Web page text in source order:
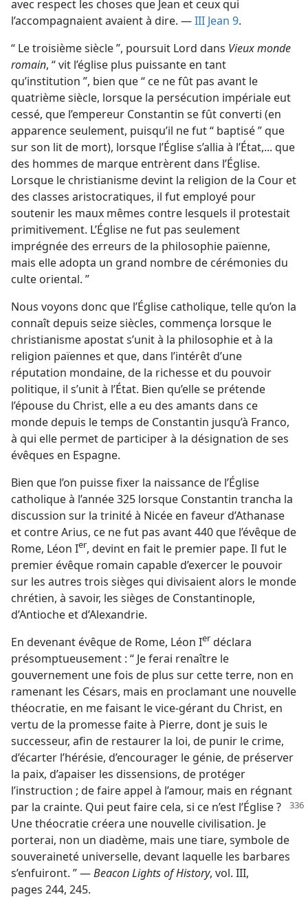
avec respect les choses que Jean et ceux qui
l’accompagnaient avaient à dire. —III Jean 9.
“ Le troisième siècle ”, poursuit Lord dans Vieux monde
romain, “ vit l’église plus puissante en tant
qu’institution ”, bien que “ ce ne fût pas avant le
quatrième siècle, lorsque la persécution impériale eut
cessé, que l’empereur Constantin se fût converti (en
apparence seulement, puisqu’il ne fut “ baptisé ” que
sur son lit de mort), lorsque l’Église s’allia à l’État,... que
des hommes de marque entrèrent dans l’Église.
Lorsque le christianisme devint la religion de la Cour et
des classes aristocratiques, il fut employé pour
soutenir les maux mêmes contre lesquels il protestait
primitivement. L’Église ne fut pas seulement
imprégnée des erreurs de la philosophie païenne,
mais elle adopta un grand nombre de cérémonies du
culte oriental. ”
Nous voyons donc que l’Église catholique, telle qu’on la
connaît depuis seize siècles, commença lorsque le
christianisme apostat s’unit à la philosophie et à la
religion païennes et que, dans l’intérêt d’une
réputation mondaine, de la richesse et du pouvoir
politique, il s’unit à l’État. Bien qu’elle se prétende
l’épouse du Christ, elle a eu des amants dans ce
monde depuis le temps de Constantin jusqu’à Franco,
à qui elle permet de participer à la désignation de ses
évêques en Espagne.
Bien que l’on puisse fixer la naissance de l’Église
catholique à l’année 325 lorsque Constantin trancha la
discussion sur la trinité à Nicée en faveur d’Athanase
et contre Arius, ce ne fut pas avant 440 que l’évêque de
Rome, Léon Ier, devint en fait le premier pape. Il fut le
premier évêque romain capable d’exercer le pouvoir
sur les autres trois sièges qui divisaient alors le monde
chrétien, à savoir, les sièges de Constantinople,
d’Antioche et d’Alexandrie.
En devenant évêque de Rome, Léon Ier déclara
présomptueusement : “ Je ferai renaître le
gouvernement une fois de plus sur cette terre, non en
ramenant les Césars, mais en proclamant une nouvelle
théocratie, en me faisant le vice-gérant du Christ, en
vertu de la promesse faite à Pierre, dont je suis le
successeur, afin de restaurer la loi, de punir le crime,
d’écarter l’hérésie, d’encourager le génie, de préserver
la paix, d’apaiser les dissensions, de protéger
l’instruction ; de faire appel à l’amour, mais en régnant
par la crainte. Qui peut faire cela, si ce n’est l’Église ?
Une théocratie créera une nouvelle civilisation. Je
porterai, non un diadème, mais une tiare, symbole de
souveraineté universelle, devant laquelle les barbares
s’enfuiront. ” —Beacon Lights of History, vol. III,
pages 244, 245.